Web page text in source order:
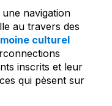
navigation
au travers des
culturel
inscrits et leur
qui pèsent sur